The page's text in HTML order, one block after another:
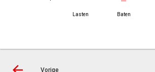
Lasten Baten
Vorige